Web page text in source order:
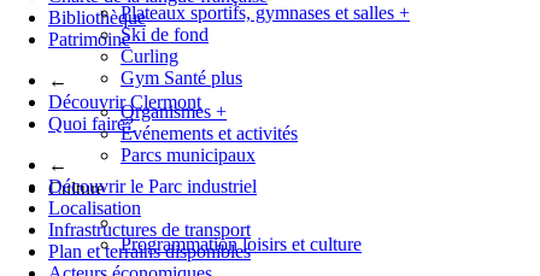
Bibliothèque
Patrimoine
←
Découvrir Clermont
Quoi faire?
←
Découvrir le Parc industriel
Localisation
Infrastructures de transport
Plan et terrains disponibles
Plateaux sportifs, gymnases et salles +
Ski de fond
Curling
Gym Santé plus
Organismes +
Événements et activités
Parcs municipaux
Culture
Programmation loisirs et culture